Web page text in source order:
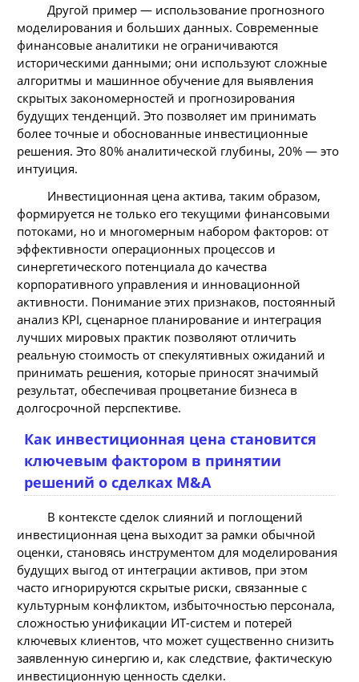
Другой пример — использование прогнозного
моделирования и больших данных. Современные
финансовые аналитики не ограничиваются
историческими данными; они используют сложные
алгоритмы и машинное обучение для выявления
скрытых закономерностей и прогнозирования
будущих тенденций. Это позволяет им принимать
более точные и обоснованные инвестиционные
решения. Это 80% аналитической глубины, 20% — это
интуиция.
Инвестиционная цена актива, таким образом,
формируется не только его текущими финансовыми
потоками, но и многомерным набором факторов: от
эффективности операционных процессов и
синергетического потенциала до качества
корпоративного управления и инновационной
активности. Понимание этих признаков, постоянный
анализ KPI, сценарное планирование и интеграция
лучших мировых практик позволяют отличить
реальную стоимость от спекулятивных ожиданий и
принимать решения, которые приносят значимый
результат, обеспечивая процветание бизнеса в
долгосрочной перспективе.
Как инвестиционная цена становится
ключевым фактором в принятии
решений о сделках M&A
В контексте сделок слияний и поглощений
инвестиционная цена выходит за рамки обычной
оценки, становясь инструментом для моделирования
будущих выгод от интеграции активов, при этом
часто игнорируются скрытые риски, связанные с
культурным конфликтом, избыточностью персонала,
сложностью унификации ИТ-систем и потерей
ключевых клиентов, что может существенно снизить
заявленную синергию и, как следствие, фактическую
инвестиционную ценность сделки.